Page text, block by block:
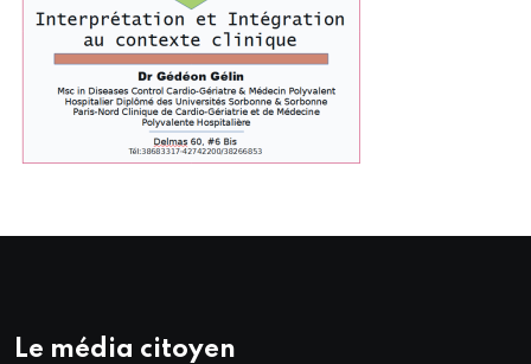
Le média citoyen